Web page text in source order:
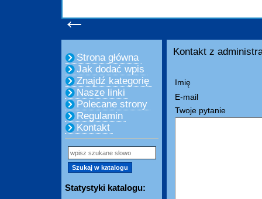
←
Strona główna
Jak dodać wpis
Znajdź kategorię
Nasze linki
Polecane strony
Regulamin
Kontakt
Statystyki katalogu:
Kontakt z
Imię
E-mail
Twoje pytanie